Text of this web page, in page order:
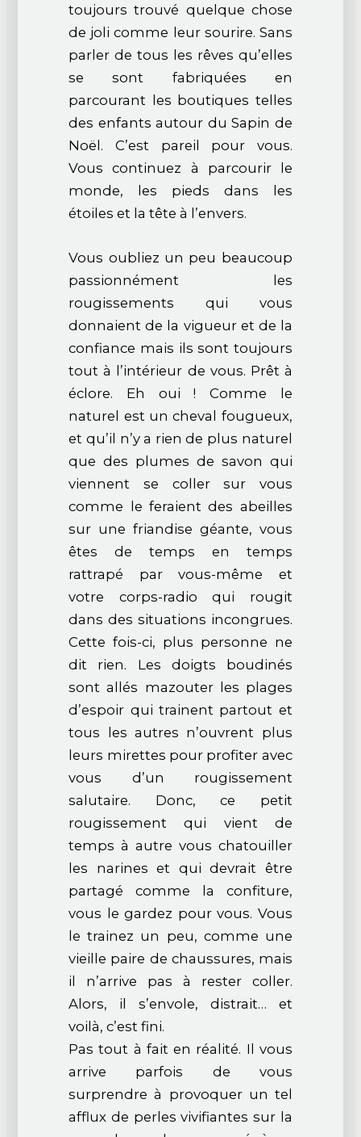
toujours trouvé quelque chose
de joli comme leur sourire. Sans
parler de tous les rêves qu’elles
se sont fabriquées en
parcourant les boutiques telles
des enfants autour du Sapin de
Noël. C’est pareil pour vous.
Vous continuez à parcourir le
monde, les pieds dans les
étoiles et la tête à l’envers.
Vous oubliez un peu beaucoup
passionnément les
rougissements qui vous
donnaient de la vigueur et de la
confiance mais ils sont toujours
tout à l’intérieur de vous. Prêt à
éclore. Eh oui ! Comme le
naturel est un cheval fougueux,
et qu’il n’y a rien de plus naturel
que des plumes de savon qui
viennent se coller sur vous
comme le feraient des abeilles
sur une friandise géante, vous
êtes de temps en temps
rattrapé par vous-même et
votre corps-radio qui rougit
dans des situations incongrues.
Cette fois-ci, plus personne ne
dit rien. Les doigts boudinés
sont allés mazouter les plages
d’espoir qui trainent partout et
tous les autres n’ouvrent plus
leurs mirettes pour profiter avec
vous d’un rougissement
salutaire. Donc, ce petit
rougissement qui vient de
temps à autre vous chatouiller
les narines et qui devrait être
partagé comme la confiture,
vous le gardez pour vous. Vous
le trainez un peu, comme une
vieille paire de chaussures, mais
il n’arrive pas à rester coller.
Alors, il s’envole, distrait… et
voilà, c’est fini.
Pas tout à fait en réalité. Il vous
arrive parfois de vous
surprendre à provoquer un tel
afflux de perles vivifiantes sur la